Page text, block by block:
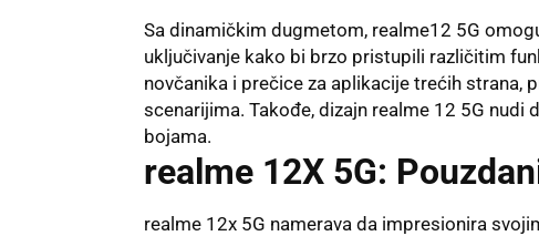
Sa dinamičkim dugmetom, realme12 5G
uključivanje kako bi brzo pristupili različitim
novčanika i prečice za aplikacije trećih strana,
scenarijima. Takođe, dizajn realme 12 5G
bojama.
realme 12X 5G:
realme 12x 5G namerava da impresionira